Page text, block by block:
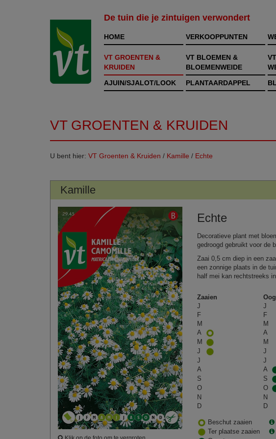
De tuin die je zintuigen verwondert
HOME VERKOOPPUNTEN
VT GROENTEN &
KRUIDEN
VT BLOEMEN &
BLOEMENWEIDE
AJUIN/SJALOT/LOOK
PLANTAARDAPPEL
VT GROENTEN & KRUIDEN
U bent hier: VT Groenten & Kruiden / Kamille / Echte
Kamille
Echte
Decoratieve plant met
gedroogd gebruikt voor de
Zaai 0,5 cm diep in een
een zonnige plaats in de
half mei kan rechtstreeks
Zaaien
J
J
F
F
M
M
A
A
M
M
J
J
J
J
A
A
S
S
O
O
N
N
D
D
Beschut zaaien
Ter plaatse zaaien